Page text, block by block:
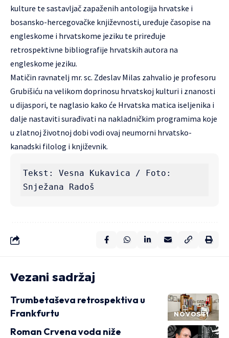
kulture te sastavljač zapaženih antologija hrvatske i
bosansko-hercegovačke književnosti, uređuje časopise na
engleskome i hrvatskome jeziku te priređuje
retrospektivne bibliografije hrvatskih autora na
engleskome jeziku.
Matičin ravnatelj mr. sc. Zdeslav Milas zahvalio je profesoru
Grubišiću na velikom doprinosu hrvatskoj kulturi i znanosti
u dijaspori, te naglasio kako će Hrvatska matica iseljenika i
dalje nastaviti surađivati na nakladničkim programima koje
u zlatnoj životnoj dobi vodi ovaj neumorni hrvatsko-
kanadski filolog i književnik.
Tekst: Vesna Kukavica / Foto:
Snježana Radoš
Vezani sadržaj
NOVOSTI
Trumbetaševa retrospektiva u
Frankfurtu
Roman Crvena voda niže